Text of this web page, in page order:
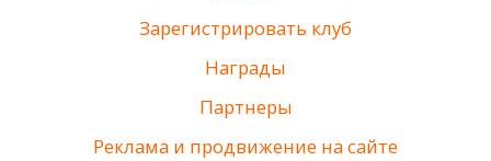
Зарегистрировать клуб
Награды
Партнеры
Реклама и продвижение на сайте